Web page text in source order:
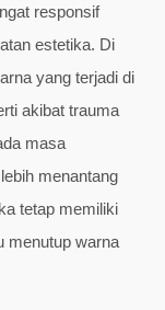
responsif
estetika. Di
yang terjadi di
akibat trauma
masa
menantang
tetap memiliki
menutup warna